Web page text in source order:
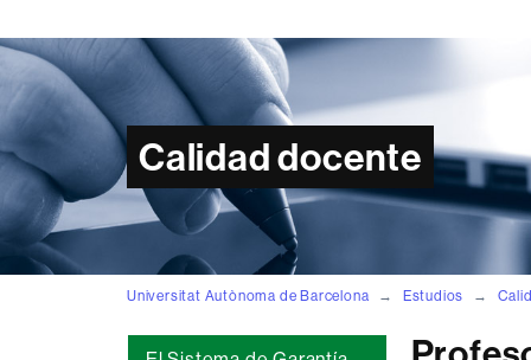
Calidad docente
Universitat Autònoma de Barcelona Estudios